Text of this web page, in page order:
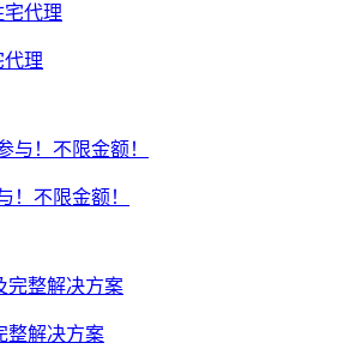
代理
！不限金额！
整解决方案